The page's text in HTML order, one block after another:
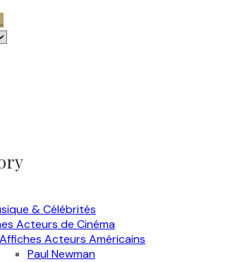
& Célébrités
Acteurs de Cinéma
Affiches Acteurs Américains
Paul Newman